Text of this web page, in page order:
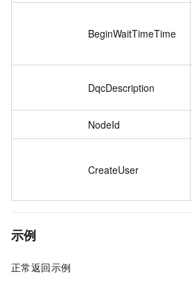
BeginWaitTimeTime
DqcDescription
NodeId
CreateUser
示例
正常返回示例